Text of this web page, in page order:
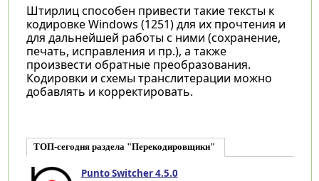
Штирлиц способен привести такие тексты к
кодировке Windows (1251) для их прочтения и
для дальнейшей работы с ними (сохранение,
печать, исправления и пр.), а также
произвести обратные преобразования.
Кодировки и схемы транслитерации можно
добавлять и корректировать.
ТОП-сегодня раздела "Перекодировщики"
Punto Switcher 4.5.0